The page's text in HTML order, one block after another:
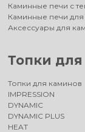
Каминные печи с
Каминные печи
Аксессуары для
Топки
Топки для каминов
IMPRESSION
DYNAMIC
DYNAMIC PLUS
HEAT